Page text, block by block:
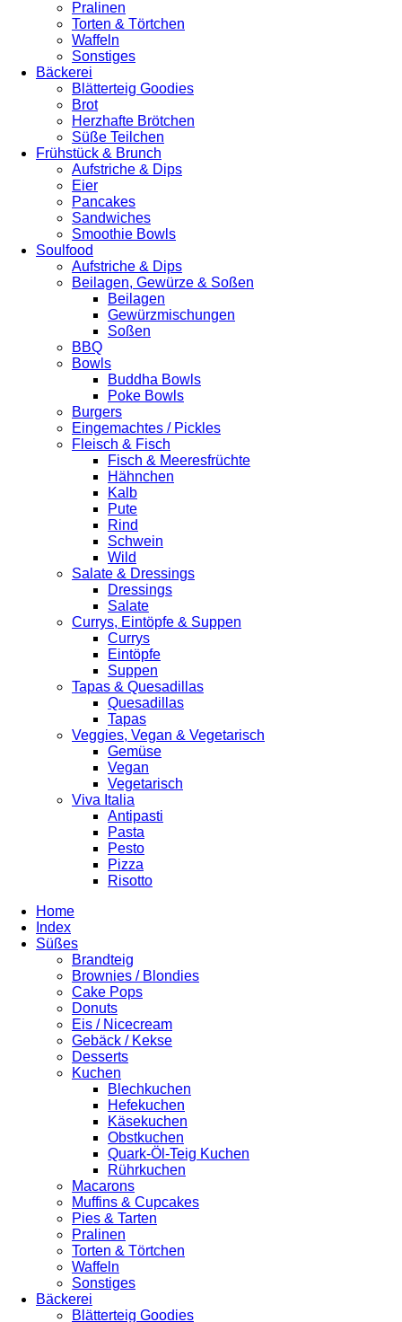
Pralinen
Torten & Törtchen
Waffeln
Sonstiges
Bäckerei
Blätterteig Goodies
Brot
Herzhafte Brötchen
Süße Teilchen
Frühstück & Brunch
Aufstriche & Dips
Eier
Pancakes
Sandwiches
Smoothie Bowls
Soulfood
Aufstriche & Dips
Beilagen, Gewürze & Soßen
Beilagen
Gewürzmischungen
Soßen
BBQ
Bowls
Buddha Bowls
Poke Bowls
Burgers
Eingemachtes / Pickles
Fleisch & Fisch
Fisch & Meeresfrüchte
Hähnchen
Kalb
Pute
Rind
Schwein
Wild
Salate & Dressings
Dressings
Salate
Currys, Eintöpfe & Suppen
Currys
Eintöpfe
Suppen
Tapas & Quesadillas
Quesadillas
Tapas
Veggies, Vegan & Vegetarisch
Gemüse
Vegan
Vegetarisch
Viva Italia
Antipasti
Pasta
Pesto
Pizza
Risotto
Home
Index
Süßes
Brandteig
Brownies / Blondies
Cake Pops
Donuts
Eis / Nicecream
Gebäck / Kekse
Desserts
Kuchen
Blechkuchen
Hefekuchen
Käsekuchen
Obstkuchen
Quark-Öl-Teig Kuchen
Rührkuchen
Macarons
Muffins & Cupcakes
Pies & Tarten
Pralinen
Torten & Törtchen
Waffeln
Sonstiges
Bäckerei
Blätterteig Goodies